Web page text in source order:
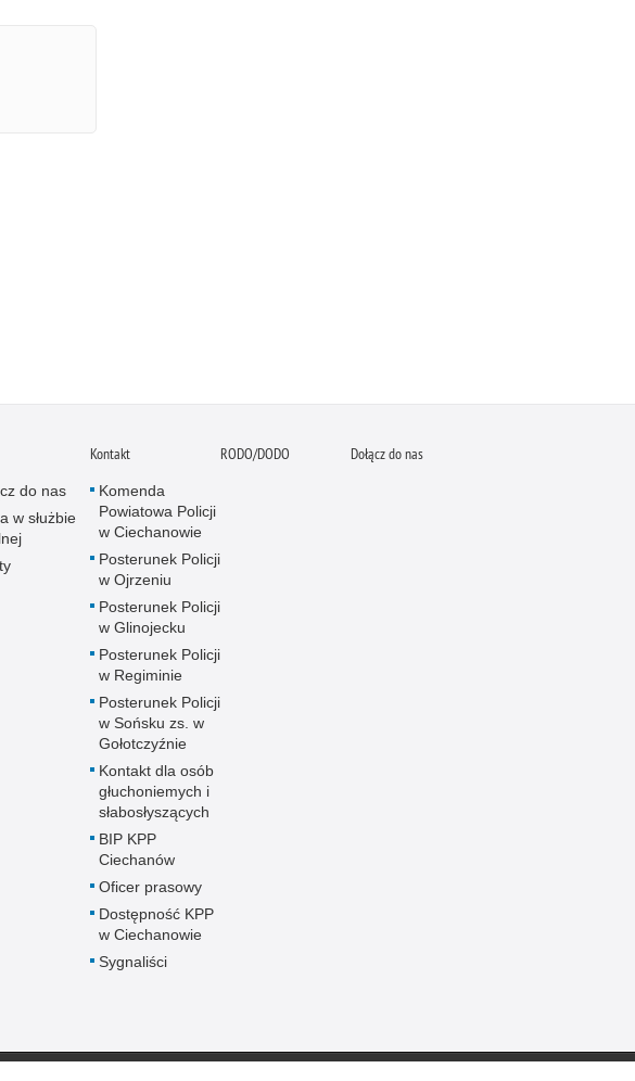
do nas
w służbie
Kontakt
Komenda
Powiatowa Policji
w Ciechanowie
Posterunek Policji
w Ojrzeniu
Posterunek Policji
w Glinojecku
Posterunek Policji
w Regiminie
Posterunek Policji
w Sońsku zs. w
Gołotczyźnie
Kontakt dla osób
głuchoniemych i
słabosłyszących
BIP KPP
Ciechanów
Oficer prasowy
Dostępność KPP
w Ciechanowie
Sygnaliści
RODO/DODO Dołącz do nas